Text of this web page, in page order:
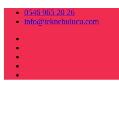
0546 965 20 26
info@teknebulucu.com